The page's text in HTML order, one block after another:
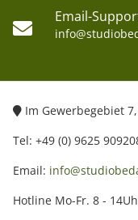
Email-
Im Gewerbegebiet
Tel: +49 (0) 9625
Email:
Hotline Mo-Fr. 8 -